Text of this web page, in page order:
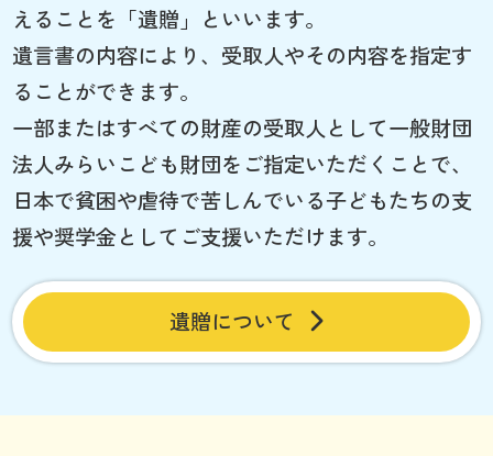
えることを「遺贈」といいます。
遺言書の内容により、受取人やその内容を指定す
ることができます。
一部またはすべての財産の受取人として一般財団
法人みらいこども財団をご指定いただくことで、
日本で貧困や虐待で苦しんでいる子どもたちの支
援や奨学金としてご支援いただけます。
遺贈について